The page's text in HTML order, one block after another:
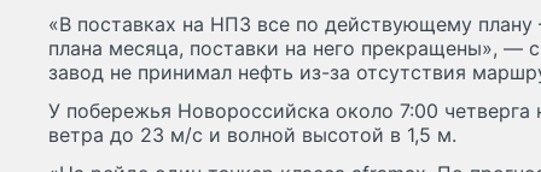
«В поставках на НПЗ все по действующему
плана месяца, поставки на него прекращены», —
завод не принимал нефть из-за отсутствия
У побережья Новороссийска около 7:00
ветра до 23 м/с и волной высотой в 1,5 м.